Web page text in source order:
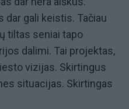
gali keistis. Tačiau
tiltas seniai tapo
dalimi. Tai projektas,
vizijas. Skirtingus
situacijas. Skirtingas